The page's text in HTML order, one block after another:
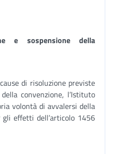
e sospensione della
di risoluzione previste
convenzione, l’Istituto
volontà di avvalersi della
effetti dell’articolo 1456